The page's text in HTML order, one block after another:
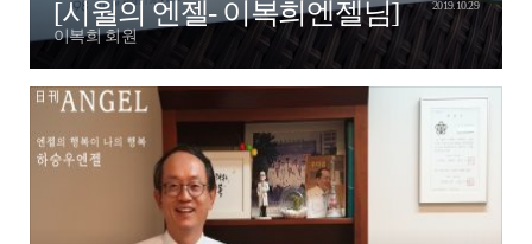
[시월의 엔젤- 이복희엔젤님]
이복희 회원
2019.10.29